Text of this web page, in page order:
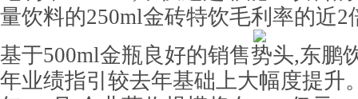
量饮料的250ml金砖特饮毛利率的近2
基于500ml金瓶良好的销售势头,东鹏
年业绩指引较去年基础上大幅度提升